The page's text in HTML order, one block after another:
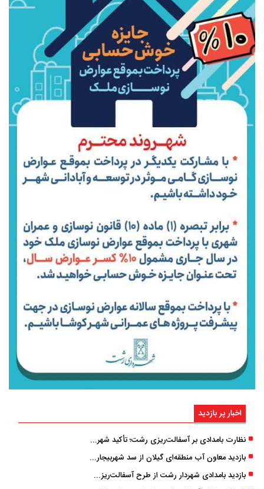
اخبار پر بازدید
نظارت بامدادی بر آسفالت‌ریزی رشت؛ تأکید شهردار و بازرس کل بر کیفیت اجرای پروژه‌ها
بازدید معاون آب منطقه‌ای گیلان از سد شهربیجار برای تداوم تأمین آب شرب استان
بازدید بامدادی شهردار رشت از طرح آسفالت‌ریزی گسترده در مناطق پنج‌گانه